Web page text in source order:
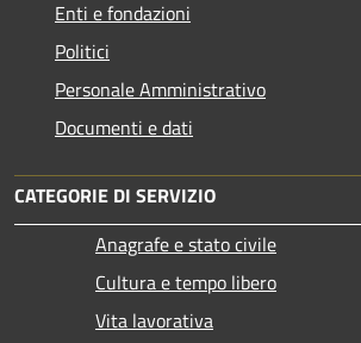
Enti e fondazioni
Politici
Personale Amministrativo
Documenti e dati
CATEGORIE DI SERVIZIO
Anagrafe e stato civile
Cultura e tempo libero
Vita lavorativa